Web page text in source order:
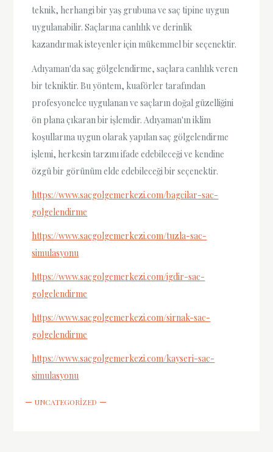
teknik, herhangi bir yaş grubuna ve saç tipine uygun
uygulanabilir. Saçlarına canlılık ve derinlik
kazandırmak isteyenler için mükemmel bir seçenektir.
Adıyaman'da saç gölgelendirme, saçlara canlılık veren
bir tekniktir. Bu yöntem, kuaförler tarafından
profesyonelce uygulanan ve saçların doğal güzelliğini
ön plana çıkaran bir işlemdir. Adıyaman'ın iklim
koşullarına uygun olarak yapılan saç gölgelendirme
işlemi, herkesin tarzını ifade edebileceği ve kendine
özgü bir görünüm elde edebileceği bir seçenektir.
https://www.sacgolgemerkezi.com/bagcilar-sac-
golgelendirme
https://www.sacgolgemerkezi.com/tuzla-sac-
simulasyonu
https://www.sacgolgemerkezi.com/igdir-sac-
golgelendirme
https://www.sacgolgemerkezi.com/sirnak-sac-
golgelendirme
https://www.sacgolgemerkezi.com/kayseri-sac-
simulasyonu
UNCATEGORIZED